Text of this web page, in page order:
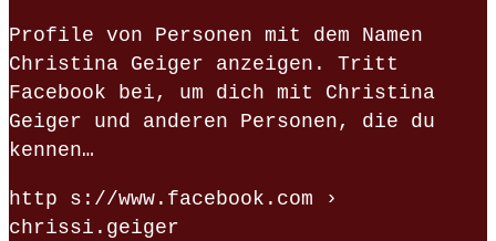
Profile von Personen mit dem Namen
Christina Geiger anzeigen. Tritt
Facebook bei, um dich mit Christina
Geiger und anderen Personen, die du
kennen…
http s://www.facebook.com ›
chrissi.geiger